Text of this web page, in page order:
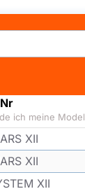
ich meine
XII
XII
XII